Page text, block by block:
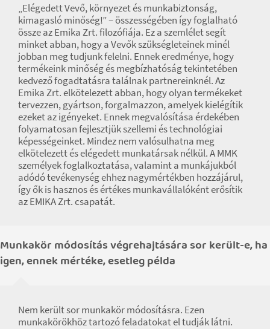
„Elégedett Vevő, környezet és munkabiztonság,
kimagasló minőség!” – összességében így foglalható
össze az Emika Zrt. filozófiája. Ez a szemlélet segít
minket abban, hogy a Vevők szükségleteinek minél
jobban meg tudjunk felelni. Ennek eredménye, hogy
termékeink minőség és megbízhatóság tekintetében
kedvező fogadtatásra találnak partnereinknél. Az
Emika Zrt. elkötelezett abban, hogy olyan termékeket
tervezzen, gyártson, forgalmazzon, amelyek kielégítik
ezeket az igényeket. Ennek megvalósítása érdekében
folyamatosan fejlesztjük szellemi és technológiai
képességeinket. Mindez nem valósulhatna meg
elkötelezett és elégedett munkatársak nélkül. A MMK
személyek foglalkoztatása, valamint a munkájukból
adódó tevékenység ehhez nagymértékben hozzájárul,
így ők is hasznos és értékes munkavállalóként erősítik
az EMIKA Zrt. csapatát.
Munkakör módosítás végrehajtására sor került-e, ha
igen, ennek mértéke, esetleg példa
Nem került sor munkakör módosításra. Ezen
munkakörökhöz tartozó feladatokat el tudják látni.